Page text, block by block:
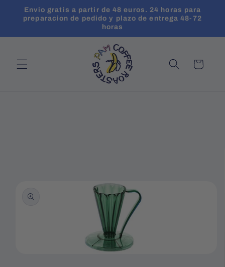
directamente
al contenido
Envio gratis a partir de 48 euros. 24 horas para
preparacion de pedido y plazo de entrega 48-72
horas
Carrito